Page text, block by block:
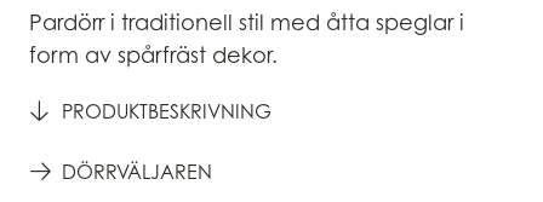
Pardörr i traditionell stil med åtta speglar i
form av spårfräst dekor.
PRODUKTBESKRIVNING
DÖRRVÄLJAREN